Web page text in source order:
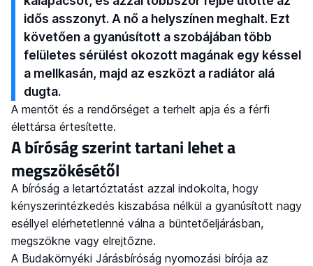
idős asszonyt. A nő a helyszínen meghalt. Ezt
követően a gyanúsított a szobájában több
felületes sérülést okozott magának egy késsel
a mellkasán, majd az eszközt a radiátor alá
dugta.
A mentőt és a rendőrséget a terhelt apja és a férfi
élettársa értesítette.
A bíróság szerint tartani lehet a
megszökésétől
A bíróság a letartóztatást azzal indokolta, hogy
kényszerintézkedés kiszabása nélkül a gyanúsított nagy
eséllyel elérhetetlenné válna a büntetőeljárásban,
megszökne vagy elrejtőzne.
A Budakörnyéki Járásbíróság nyomozási bírója az